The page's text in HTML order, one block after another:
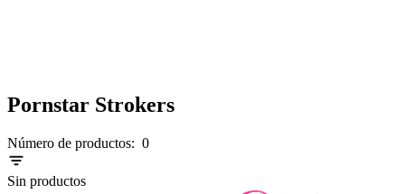
Pornstar Strokers
Número de productos: 0
Sin productos